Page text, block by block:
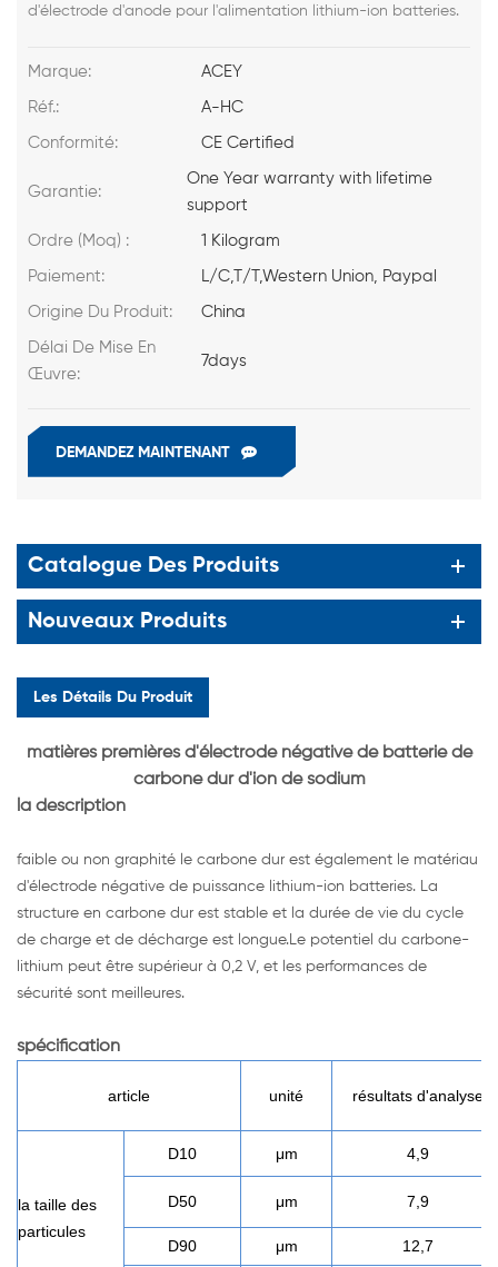
d'électrode d'anode pour l'alimentation lithium-ion batteries.
Marque: ACEY
Réf.: A-HC
Conformité: CE Certified
Garantie:
One Year warranty with lifetime
support
Ordre (Moq) : 1 Kilogram
Paiement: L/C,T/T,Western Union, Paypal
Origine Du Produit: China
Délai De Mise En
Œuvre:
7days
DEMANDEZ MAINTENANT
Catalogue Des Produits
Nouveaux Produits
Les Détails Du Produit
matières premières d'électrode négative de batterie de
carbone dur d'ion de sodium
la description
faible ou non graphité le carbone dur est également le matériau
d'électrode négative de puissance lithium-ion batteries. La
structure en carbone dur est stable et la durée de vie du cycle
de charge et de décharge est longue.Le potentiel du carbone-
lithium peut être supérieur à 0,2 V, et les performances de
sécurité sont meilleures.
spécification
article unité résultats d'analyse
la taille des
particules
D10 μm 4,9
D50 μm 7,9
D90 μm 12,7